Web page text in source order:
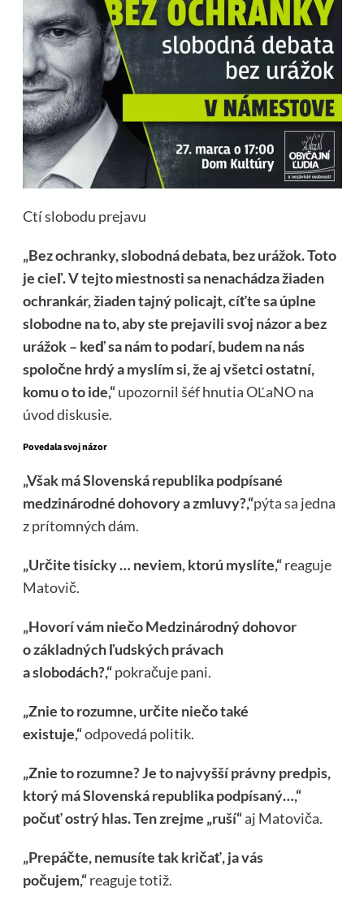
Ctí slobodu prejavu
„Bez ochranky, slobodná debata, bez urážok. Toto
je cieľ. V tejto miestnosti sa nenachádza žiaden
ochrankár, žiaden tajný policajt, cíťte sa úplne
slobodne na to, aby ste prejavili svoj názor a bez
urážok – keď sa nám to podarí, budem na nás
spoločne hrdý a myslím si, že aj všetci ostatní,
komu o to ide,“upozornil šéf hnutia OĽaNO na
úvod diskusie.
Povedala svoj názor
„Však má Slovenská republika podpísané
medzinárodné dohovory a zmluvy?,“pýta sa jedna
z prítomných dám.
„Určite tisícky … neviem, ktorú myslíte,“reaguje
Matovič.
„Hovorí vám niečo Medzinárodný dohovor
o základných ľudských právach
a slobodách?,“pokračuje pani.
„Znie to rozumne, určite niečo také
existuje,“odpovedá politik.
„Znie to rozumne? Je to najvyšší právny predpis,
ktorý má Slovenská republika podpísaný…,“
počuť ostrý hlas. Ten zrejme „ruší“aj Matoviča.
„Prepáčte, nemusíte tak kričať, ja vás
počujem,“reaguje totiž.